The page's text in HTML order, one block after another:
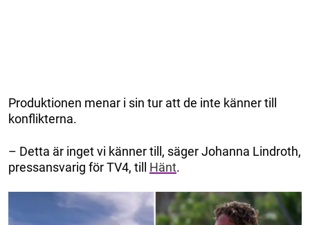
Produktionen menar i sin tur att de inte känner till
konflikterna.
– Detta är inget vi känner till, säger Johanna Lindroth,
pressansvarig för TV4, till Hänt.